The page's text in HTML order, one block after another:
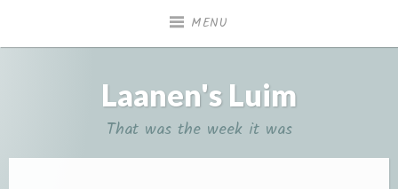
MENU
Laanen's Luim
That was the week it was